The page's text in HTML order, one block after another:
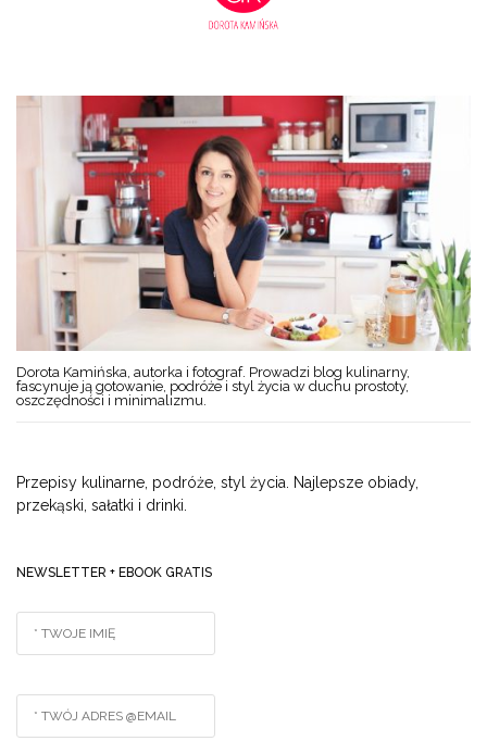
Dorota Kamińska, autorka i fotograf. Prowadzi blog kulinarny,
fascynuje ją gotowanie, podróże i styl życia w duchu prostoty,
oszczędności i minimalizmu.
Przepisy kulinarne, podróże, styl życia. Najlepsze obiady,
przekąski, sałatki i drinki.
NEWSLETTER + EBOOK GRATIS